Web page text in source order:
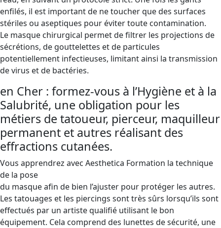
enfilés, il est important de ne toucher que des surfaces
stériles ou aseptiques pour éviter toute contamination.
Le masque chirurgical permet de filtrer les projections de
sécrétions, de gouttelettes et de particules
potentiellement infectieuses, limitant ainsi la transmission
de virus et de bactéries.
en Cher : formez-vous à l’Hygiène et à la
Salubrité, une obligation pour les
métiers de tatoueur, pierceur, maquilleur
permanent et autres réalisant des
effractions cutanées.
Vous apprendrez avec Aesthetica Formation la technique
de la pose
du masque afin de bien l’ajuster pour protéger les autres.
Les tatouages ​​et les piercings sont très sûrs lorsqu’ils sont
effectués par un artiste qualifié utilisant le bon
équipement. Cela comprend des lunettes de sécurité, une